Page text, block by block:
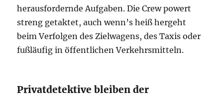
herausfordernde Aufgaben. Die Crew powert
streng getaktet, auch wenn’s heiß hergeht
beim Verfolgen des Zielwagens, des Taxis oder
fußläufig in öffentlichen Verkehrsmitteln.
Privatdetektive bleiben der